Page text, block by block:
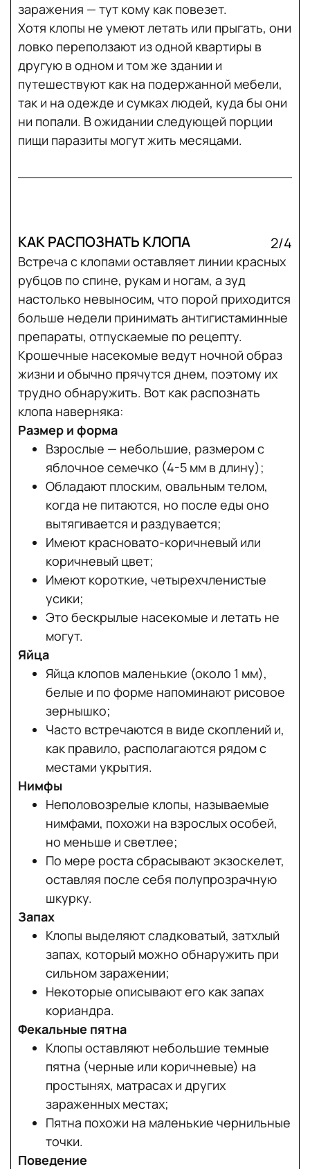
заражения — тут кому как повезет.
Хотя клопы не умеют летать или прыгать, они
ловко переползают из одной квартиры в
другую в одном и том же здании и
путешествуют как на подержанной мебели,
так и на одежде и сумках людей, куда бы они
ни попали. В ожидании следующей порции
пищи паразиты могут жить месяцами.
КАК РАСПОЗНАТЬ КЛОПА 2/4
Встреча с клопами оставляет линии красных
рубцов по спине, рукам и ногам, а зуд
настолько невыносим, что порой приходится
больше недели принимать антигистаминные
препараты, отпускаемые по рецепту.
Крошечные насекомые ведут ночной образ
жизни и обычно прячутся днем, поэтому их
трудно обнаружить. Вот как распознать
клопа наверняка:
Размер и форма
Взрослые — небольшие, размером с
яблочное семечко (4-5 мм в длину);
Обладают плоским, овальным телом,
когда не питаются, но после еды оно
вытягивается и раздувается;
Имеют красновато-коричневый или
коричневый цвет;
Имеют короткие, четырехчленистые
усики;
Это бескрылые насекомые и летать не
могут.
Яйца
Яйца клопов маленькие (около 1 мм),
белые и по форме напоминают рисовое
зернышко;
Часто встречаются в виде скоплений и,
как правило, располагаются рядом с
местами укрытия.
Нимфы
Неполовозрелые клопы, называемые
нимфами, похожи на взрослых особей,
но меньше и светлее;
По мере роста сбрасывают экзоскелет,
оставляя после себя полупрозрачную
шкурку.
Запах
Клопы выделяют сладковатый, затхлый
запах, который можно обнаружить при
сильном заражении;
Некоторые описывают его как запах
кориандра.
Фекальные пятна
Клопы оставляют небольшие темные
пятна (черные или коричневые) на
простынях, матрасах и других
зараженных местах;
Пятна похожи на маленькие чернильные
точки.
Поведение